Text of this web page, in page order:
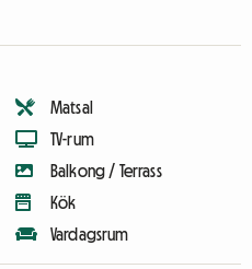
Matsal
TV-rum
Balkong / Terrass
Kök
Vardagsrum